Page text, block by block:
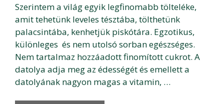
Szerintem a világ egyik legfinomabb tölteléke,
amit tehetünk leveles tésztába, tölthetünk
palacsintába, kenhetjük piskótára. Egzotikus,
különleges és nem utolsó sorban egészséges.
Nem tartalmaz hozzáadott finomított cukrot. A
datolya adja meg az édességét és emellett a
datolyának nagyon magas a vitamin, …